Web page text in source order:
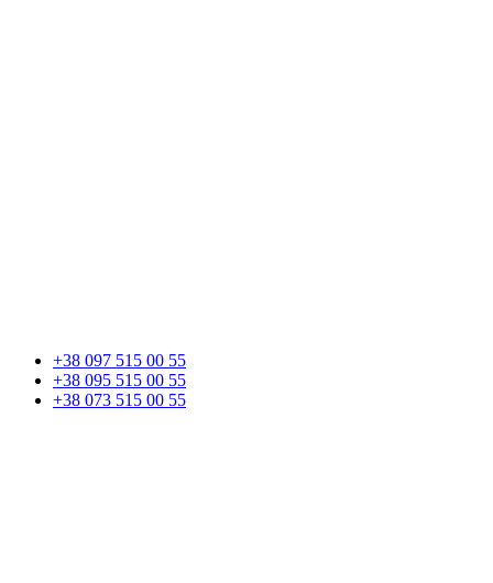
+38 097 515 00 55
+38 095 515 00 55
+38 073 515 00 55